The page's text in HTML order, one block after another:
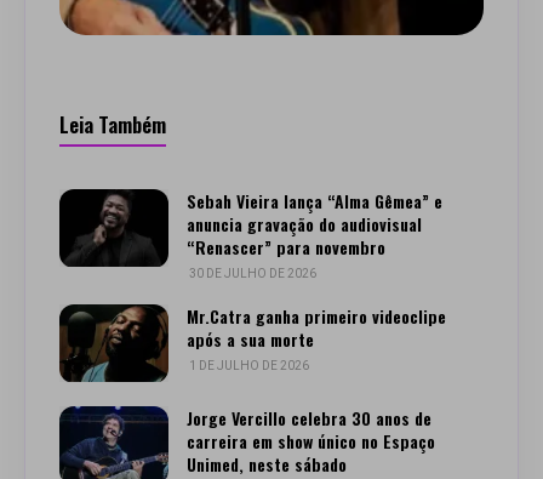
Leia Também
Sebah Vieira lança “Alma Gêmea” e
anuncia gravação do audiovisual
“Renascer” para novembro
30 DE JULHO DE 2026
Mr.Catra ganha primeiro videoclipe
após a sua morte
1 DE JULHO DE 2026
Jorge Vercillo celebra 30 anos de
carreira em show único no Espaço
Unimed, neste sábado